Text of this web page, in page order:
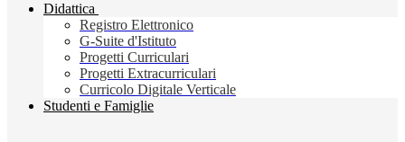
Didattica
Registro Elettronico
G-Suite d'Istituto
Progetti Curriculari
Progetti Extracurriculari
Curricolo Digitale Verticale
Studenti e Famiglie